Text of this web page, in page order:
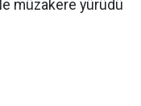
müzakere yürüdü